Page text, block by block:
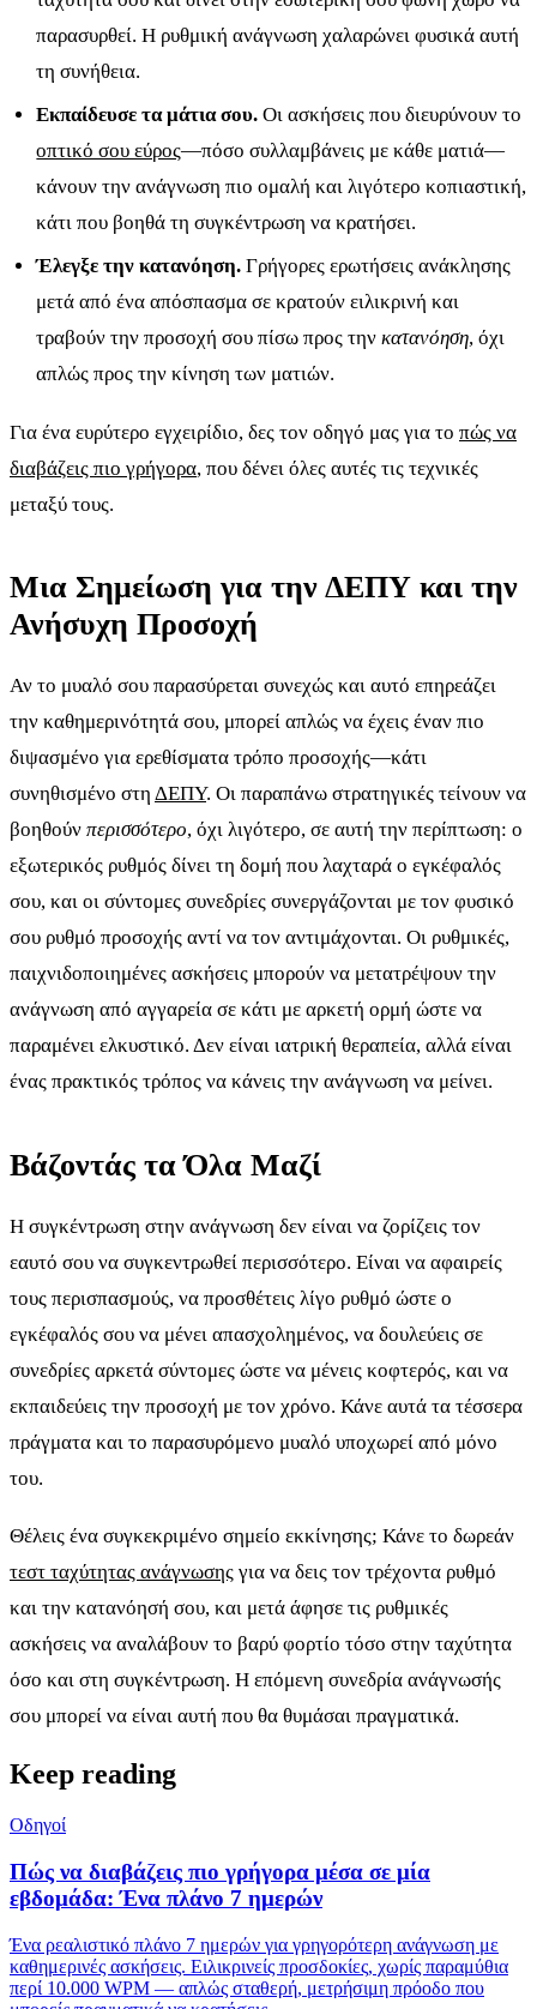
παρασυρθεί. Η ρυθμική ανάγνωση χαλαρώνει φυσικά αυτή
τη συνήθεια.
Εκπαίδευσε τα μάτια σου. Οι ασκήσεις που διευρύνουν το
οπτικό σου εύρος—πόσο συλλαμβάνεις με κάθε ματιά—
κάνουν την ανάγνωση πιο ομαλή και λιγότερο κοπιαστική,
κάτι που βοηθά τη συγκέντρωση να κρατήσει.
Έλεγξε την κατανόηση. Γρήγορες ερωτήσεις ανάκλησης
μετά από ένα απόσπασμα σε κρατούν ειλικρινή και
τραβούν την προσοχή σου πίσω προς τηνκατανόηση, όχι
απλώς προς την κίνηση των ματιών.
Για ένα ευρύτερο εγχειρίδιο, δες τον οδηγό μας για το πώς να
διαβάζεις πιο γρήγορα, που δένει όλες αυτές τις τεχνικές
μεταξύ τους.
Μια Σημείωση για την ΔΕΠΥ και την
Ανήσυχη Προσοχή
Αν το μυαλό σου παρασύρεται συνεχώς και αυτό επηρεάζει
την καθημερινότητά σου, μπορεί απλώς να έχεις έναν πιο
διψασμένο για ερεθίσματα τρόπο προσοχής—κάτι
συνηθισμένο στη ΔΕΠΥ. Οι παραπάνω στρατηγικές τείνουν να
βοηθούν περισσότερο, όχι λιγότερο, σε αυτή την περίπτωση: ο
εξωτερικός ρυθμός δίνει τη δομή που λαχταρά ο εγκέφαλός
σου, και οι σύντομες συνεδρίες συνεργάζονται με τον φυσικό
σου ρυθμό προσοχής αντί να τον αντιμάχονται. Οι ρυθμικές,
παιχνιδοποιημένες ασκήσεις μπορούν να μετατρέψουν την
ανάγνωση από αγγαρεία σε κάτι με αρκετή ορμή ώστε να
παραμένει ελκυστικό. Δεν είναι ιατρική θεραπεία, αλλά είναι
ένας πρακτικός τρόπος να κάνεις την ανάγνωση να μείνει.
Βάζοντάς τα Όλα Μαζί
Η συγκέντρωση στην ανάγνωση δεν είναι να ζορίζεις τον
εαυτό σου να συγκεντρωθεί περισσότερο. Είναι να αφαιρείς
τους περισπασμούς, να προσθέτεις λίγο ρυθμό ώστε ο
εγκέφαλός σου να μένει απασχολημένος, να δουλεύεις σε
συνεδρίες αρκετά σύντομες ώστε να μένεις κοφτερός, και να
εκπαιδεύεις την προσοχή με τον χρόνο. Κάνε αυτά τα τέσσερα
πράγματα και το παρασυρόμενο μυαλό υποχωρεί από μόνο
του.
Θέλεις ένα συγκεκριμένο σημείο εκκίνησης; Κάνε το δωρεάν
τεστ ταχύτητας ανάγνωσης για να δεις τον τρέχοντα ρυθμό
και την κατανόησή σου, και μετά άφησε τις ρυθμικές
ασκήσεις να αναλάβουν το βαρύ φορτίο τόσο στην ταχύτητα
όσο και στη συγκέντρωση. Η επόμενη συνεδρία ανάγνωσής
σου μπορεί να είναι αυτή που θα θυμάσαι πραγματικά.
Keep reading
Οδηγοί
Πώς να διαβάζεις πιο γρήγορα μέσα σε μία
εβδομάδα: Ένα πλάνο 7 ημερών
Ένα ρεαλιστικό πλάνο 7 ημερών για γρηγορότερη ανάγνωση με
καθημερινές ασκήσεις. Ειλικρινείς προσδοκίες, χωρίς παραμύθια
περί 10.000 WPM — απλώς σταθερή, μετρήσιμη πρόοδο που